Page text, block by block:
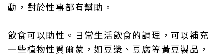
動，對於性事都有幫助。
飲食可以助性。日常生活飲食的調理，可以補充
一些植物性賀爾蒙，如豆漿、豆腐等黃豆製品，